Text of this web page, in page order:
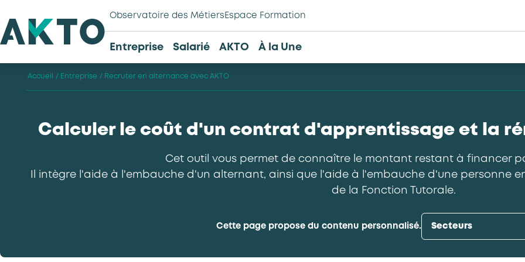
Observatoire des Métiers Espace Formation
Entreprise Salarié AKTO À la Une
Accueil / Entreprise / Recruter en alternance avec AKTO
Calculer le coût d'un contrat d'apprentissage et la
Cet outil vous permet de connaître le montant restant à financer
Il intègre l'aide à l'embauche d'un alternant, ainsi que l'aide à l'embauche d'une personne
de la Fonction Tutorale.
Cette page propose du contenu personnalisé. Secteurs